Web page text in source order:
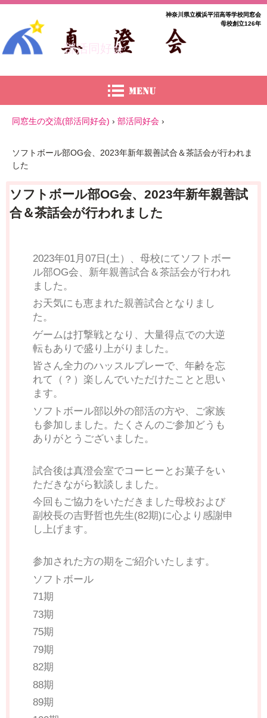
部活同好会
神奈川県立横浜平沼高等学校同窓会
母校創立126年
同窓生の交流(部活同好会) › 部活同好会 ›
ソフトボール部OG会、2023年新年親善試合＆茶話会が行われま
した
ソフトボール部OG会、2023年新年親善試
合＆茶話会が行われました
2023年01月07日(土）、母校にてソフトボー
ル部OG会、新年親善試合＆茶話会が行われ
ました。
お天気にも恵まれた親善試合となりまし
た。
ゲームは打撃戦となり、大量得点での大逆
転もありで盛り上がりました。
皆さん全力のハッスルプレーで、年齢を忘
れて（？）楽しんでいただけたことと思い
ます。
ソフトボール部以外の部活の方や、ご家族
も参加しました。たくさんのご参加どうも
ありがとうございました。
試合後は真澄会室でコーヒーとお菓子をい
ただきながら歓談しました。
今回もご協力をいただきました母校および
副校長の吉野哲也先生(82期)に心より感謝申
し上げます。
参加された方の期をご紹介いたします。
ソフトボール
71期
73期
75期
79期
82期
88期
89期